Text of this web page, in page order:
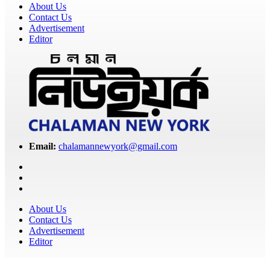
About Us
Contact Us
Advertisement
Editor
Email: chalamannewyork@gmail.com
About Us
Contact Us
Advertisement
Editor